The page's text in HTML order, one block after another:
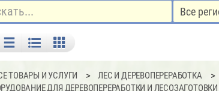
ТОВАРЫ И УСЛУГИ
ЛЕС И ДЕРЕВОПЕРЕРАБОТКА
ДЛЯ ДЕРЕВОПЕРЕРАБОТКИ И ЛЕСОЗАГОТОВКИ